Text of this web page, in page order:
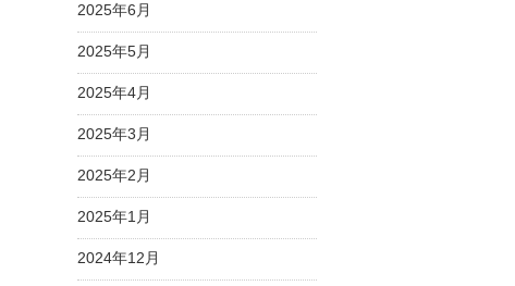
2025年6月
2025年5月
2025年4月
2025年3月
2025年2月
2025年1月
2024年12月